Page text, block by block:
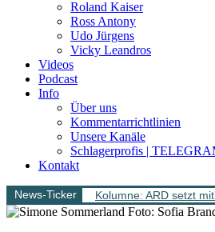
Roland Kaiser
Ross Antony
Udo Jürgens
Vicky Leandros
Videos
Podcast
Info
Über uns
Kommentarrichtlinien
Unsere Kanäle
Schlagerprofis |
Kontakt
News-Ticker Kolumne: ARD setzt